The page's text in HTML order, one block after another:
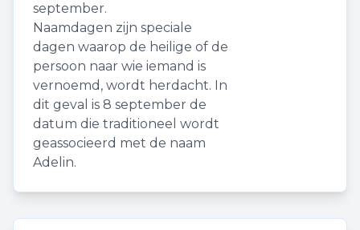
september.
Naamdagen zijn speciale
dagen waarop de heilige of de
persoon naar wie iemand is
vernoemd, wordt herdacht. In
dit geval is 8 september de
datum die traditioneel wordt
geassocieerd met de naam
Adelin.